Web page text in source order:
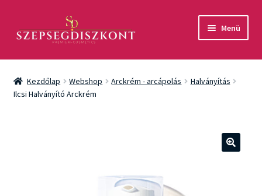
aa
Menü
Akció
Csomagok
Kezdőlap Webshop Arckrém - arcápolás
Halványítás
Ilcsi Halványító Arckrém